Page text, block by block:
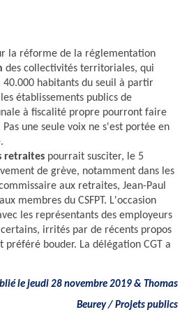
la réforme de la réglementation
des collectivités territoriales, qui
habitants du seuil à partir
établissements publics de
à fiscalité propre pourront faire
une seule voix ne s'est portée en
retraites pourrait susciter, le 5
de grève, notamment dans les
aux retraites, Jean-Paul
membres du CSFPT. L'occasion
les représentants des employeurs
irrités par de récents propos
bouder. La délégation CGT a
le jeudi 28 novembre 2019 & Thomas
Beurey / Projets publics